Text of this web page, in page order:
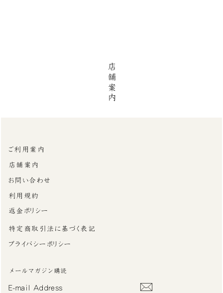
店舗案内
ご利用案内
店舗案内
お問い合わせ
利用規約
返金ポリシー
特定商取引法に基づく表記
プライバシーポリシー
メールマガジン購読